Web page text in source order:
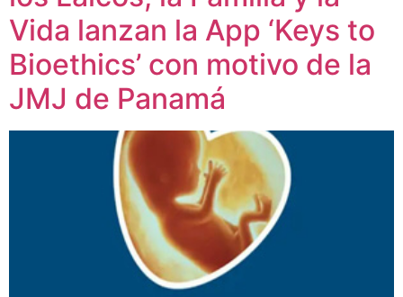
Vida lanzan la App ‘Keys to
Bioethics’ con motivo de la
JMJ de Panamá